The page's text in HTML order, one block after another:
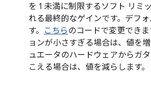
を 1 未満に制限するソフト リミ
れる最終的なゲインです。デフ
す。 こちらのコードで変更でき
ョンが小さすぎる場合は、値を
ュエータのハードウェアからガ
こえる場合は、値を減らします。